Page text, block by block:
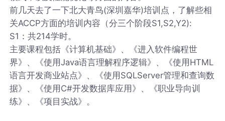
前几天去了一下北大青鸟(深圳嘉华)培训点，了解些相
关ACCP方面的培训内容（分三个阶段S1,S2,Y2):
S1：共214学时。
主要课程包括《计算机基础》、《进入软件编程世
界》、《使用Java语言理解程序逻辑》、《使用HTML
语言开发商业站点》、《使用SQLServer管理和查询数
据》、《使用C#开发数据库应用》、《职业导向训
练》、《项目实战》。